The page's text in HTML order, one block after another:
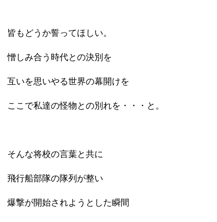
皆もどうか誓ってほしい。
憎しみ合う時代との決別を
互いを思いやる世界の幕開けを
ここで私達の怪物との別れを・・・と。
そんな将校の言葉と共に
飛行船部隊の隊列が整い
爆撃が開始されようとした瞬間